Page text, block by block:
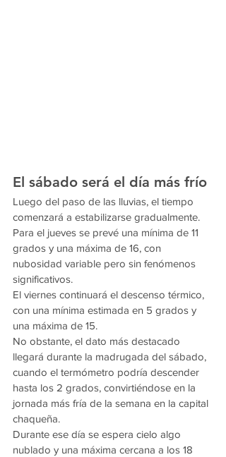
El sábado será el día más frío
Luego del paso de las lluvias, el tiempo
comenzará a estabilizarse gradualmente.
Para el jueves se prevé una mínima de 11
grados y una máxima de 16, con
nubosidad variable pero sin fenómenos
significativos.
El viernes continuará el descenso térmico,
con una mínima estimada en 5 grados y
una máxima de 15.
No obstante, el dato más destacado
llegará durante la madrugada del sábado,
cuando el termómetro podría descender
hasta los 2 grados, convirtiéndose en la
jornada más fría de la semana en la capital
chaqueña.
Durante ese día se espera cielo algo
nublado y una máxima cercana a los 18